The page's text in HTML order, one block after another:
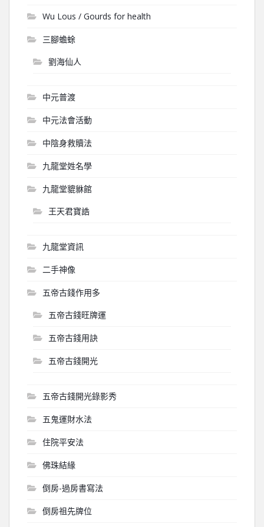
Wu Lous / Gourds for health
三腳蟾蜍
劉海仙人
中元普渡
中元法會活動
中陰身救贖法
九龍堂姓名學
九龍堂貔貅館
王天君寶誥
九龍堂資訊
二手神像
五帝古錢作用多
五帝古錢旺牌運
五帝古錢用訣
五帝古錢開光
五帝古錢開光錄影秀
五鬼運財水法
住院平安法
佛珠結緣
倒房-過房書寫法
倒房祖先牌位